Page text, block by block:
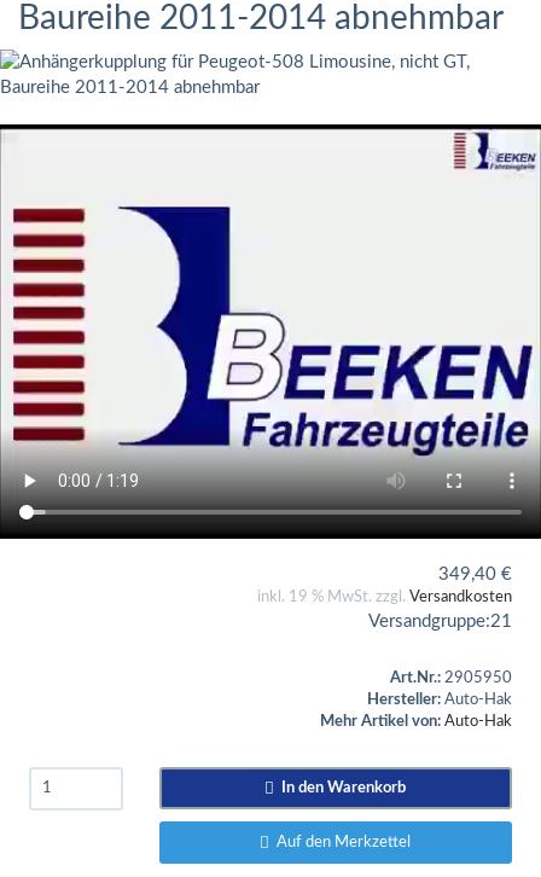
Baureihe 2011-2014 abnehmbar
349,40 €
inkl. 19 % MwSt. zzgl. Versandkosten
Versandgruppe:21
Art.Nr.: 2905950
Hersteller: Auto-Hak
Mehr Artikel von: Auto-Hak
In den Warenkorb
Auf den Merkzettel